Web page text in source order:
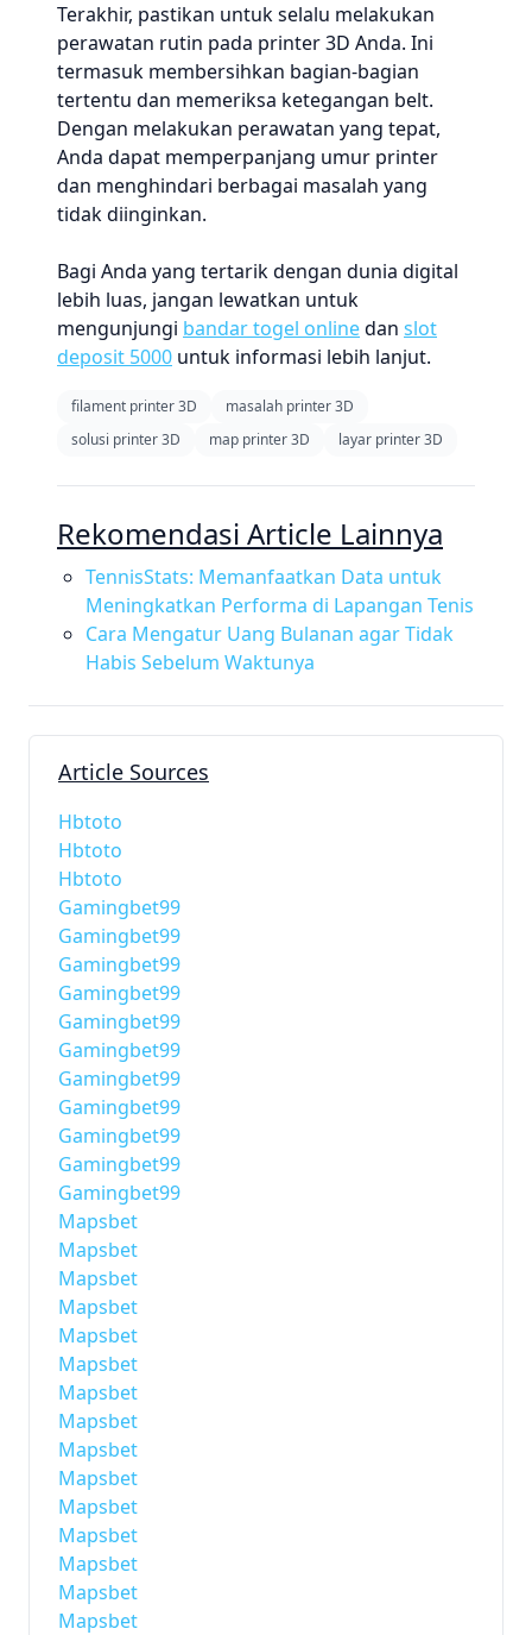
Terakhir, pastikan untuk selalu melakukan
perawatan rutin pada printer 3D Anda. Ini
termasuk membersihkan bagian-bagian
tertentu dan memeriksa ketegangan belt.
Dengan melakukan perawatan yang tepat,
Anda dapat memperpanjang umur printer
dan menghindari berbagai masalah yang
tidak diinginkan.
Bagi Anda yang tertarik dengan dunia digital
lebih luas, jangan lewatkan untuk
mengunjungi bandar togel onlinedan slot
deposit 5000 untuk informasi lebih lanjut.
filament printer 3D
masalah printer 3D
solusi printer 3D
map printer 3D layar printer 3D
Rekomendasi Article Lainnya
TennisStats: Memanfaatkan Data untuk
Meningkatkan Performa di Lapangan Tenis
Cara Mengatur Uang Bulanan agar Tidak
Habis Sebelum Waktunya
Article Sources
Hbtoto
Hbtoto
Hbtoto
Gamingbet99
Gamingbet99
Gamingbet99
Gamingbet99
Gamingbet99
Gamingbet99
Gamingbet99
Gamingbet99
Gamingbet99
Gamingbet99
Gamingbet99
Mapsbet
Mapsbet
Mapsbet
Mapsbet
Mapsbet
Mapsbet
Mapsbet
Mapsbet
Mapsbet
Mapsbet
Mapsbet
Mapsbet
Mapsbet
Mapsbet
Mapsbet